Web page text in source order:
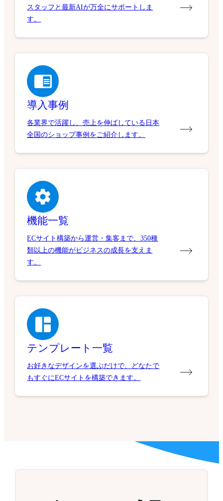
スタッフと最新AIが万全にサポートしま
す。
導入事例
各業界で活躍し、売上を伸ばしている日本
全国のショップ事例をご紹介します。
機能一覧
ECサイト構築から運営・集客まで、350種
類以上の機能がビジネスの成長を支えま
す。
テンプレート一覧
お好きなデザインを選ぶだけで、どなたで
もすぐにECサイトを構築できます。